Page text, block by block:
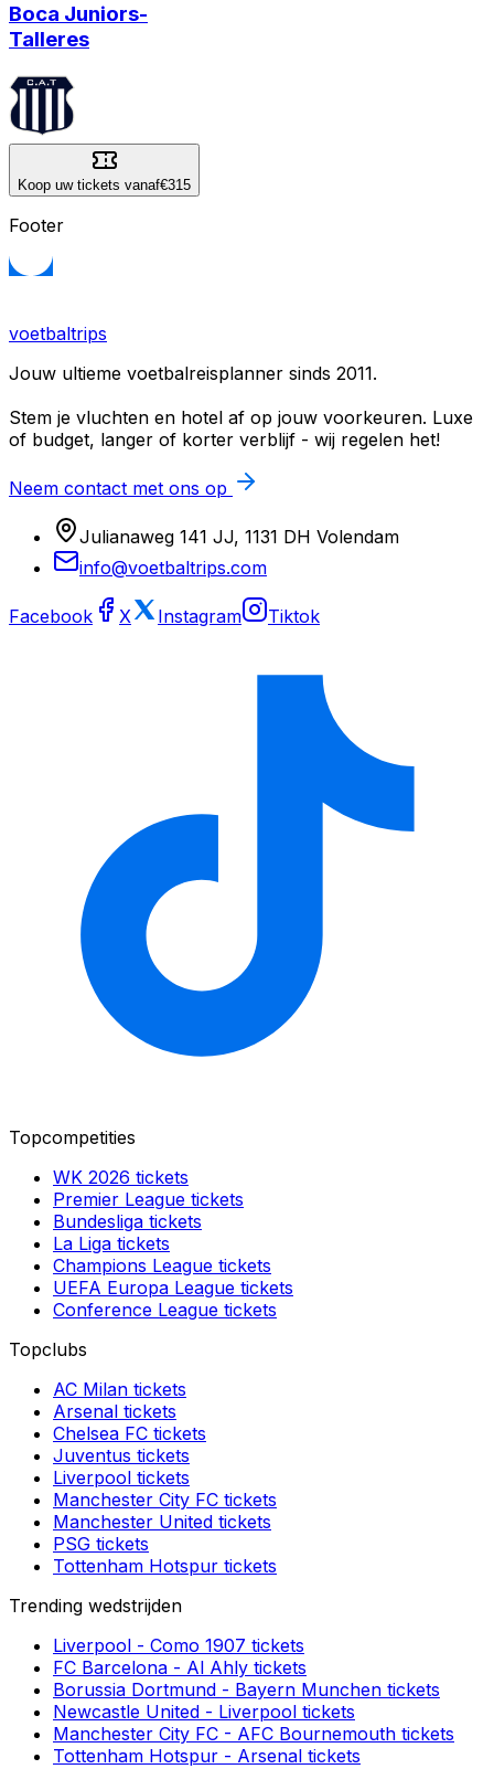
Boca Juniors-
Talleres
Koop uw tickets vanaf€315
Footer
voetbaltrips
Jouw ultieme voetbalreisplanner sinds 2011.
Stem je vluchten en hotel af op jouw voorkeuren. Luxe
of budget, langer of korter verblijf - wij regelen het!
Neem contact met ons op
Julianaweg 141 JJ, 1131 DH Volendam
info@voetbaltrips.com
Facebook X Instagram Tiktok
Topcompetities
WK 2026 tickets
Premier League tickets
Bundesliga tickets
La Liga tickets
Champions League tickets
UEFA Europa League tickets
Conference League tickets
Topclubs
AC Milan tickets
Arsenal tickets
Chelsea FC tickets
Juventus tickets
Liverpool tickets
Manchester City FC tickets
Manchester United tickets
PSG tickets
Tottenham Hotspur tickets
Trending wedstrijden
Liverpool - Como 1907 tickets
FC Barcelona - Al Ahly tickets
Borussia Dortmund - Bayern Munchen tickets
Newcastle United - Liverpool tickets
Manchester City FC - AFC Bournemouth tickets
Tottenham Hotspur - Arsenal tickets